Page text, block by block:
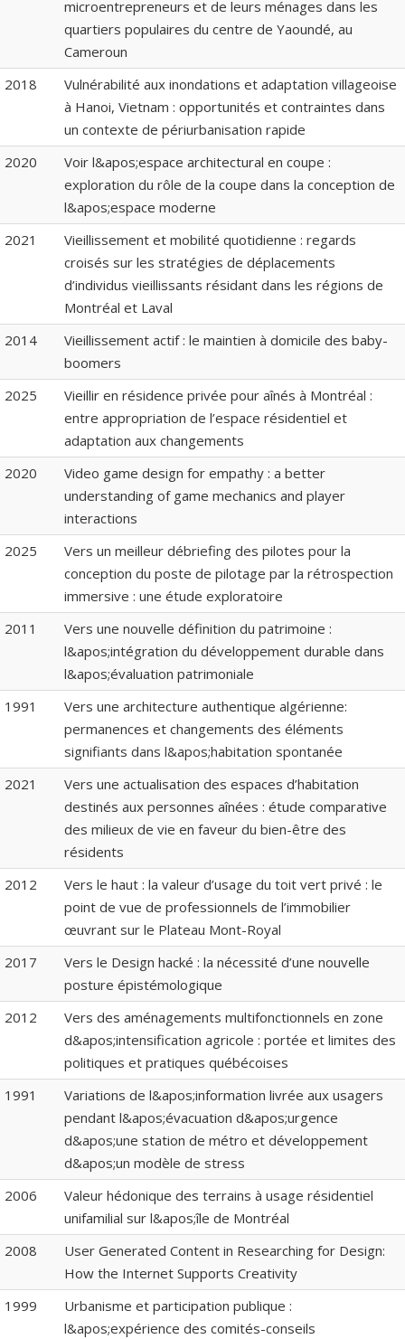
microentrepreneurs et de leurs ménages dans les
quartiers populaires du centre de Yaoundé, au
Cameroun
2018
Vulnérabilité aux inondations et adaptation villageoise
à Hanoi, Vietnam : opportunités et contraintes dans
un contexte de périurbanisation rapide
2020
Voir l&apos;espace architectural en coupe :
exploration du rôle de la coupe dans la conception de
l&apos;espace moderne
2021
Vieillissement et mobilité quotidienne : regards
croisés sur les stratégies de déplacements
d’individus vieillissants résidant dans les régions de
Montréal et Laval
2014
Vieillissement actif : le maintien à domicile des baby-
boomers
2025
Vieillir en résidence privée pour aînés à Montréal :
entre appropriation de l’espace résidentiel et
adaptation aux changements
2020
Video game design for empathy : a better
understanding of game mechanics and player
interactions
2025
Vers un meilleur débriefing des pilotes pour la
conception du poste de pilotage par la rétrospection
immersive : une étude exploratoire
2011
Vers une nouvelle définition du patrimoine :
l&apos;intégration du développement durable dans
l&apos;évaluation patrimoniale
1991
Vers une architecture authentique algérienne:
permanences et changements des éléments
signifiants dans l&apos;habitation spontanée
2021
Vers une actualisation des espaces d’habitation
destinés aux personnes aînées : étude comparative
des milieux de vie en faveur du bien-être des
résidents
2012
Vers le haut : la valeur d’usage du toit vert privé : le
point de vue de professionnels de l’immobilier
œuvrant sur le Plateau Mont-Royal
2017
Vers le Design hacké : la nécessité d’une nouvelle
posture épistémologique
2012
Vers des aménagements multifonctionnels en zone
d&apos;intensification agricole : portée et limites des
politiques et pratiques québécoises
1991
Variations de l&apos;information livrée aux usagers
pendant l&apos;évacuation d&apos;urgence
d&apos;une station de métro et développement
d&apos;un modèle de stress
2006
Valeur hédonique des terrains à usage résidentiel
unifamilial sur l&apos;île de Montréal
2008
User Generated Content in Researching for Design:
How the Internet Supports Creativity
1999
Urbanisme et participation publique :
l&apos;expérience des comités-conseils